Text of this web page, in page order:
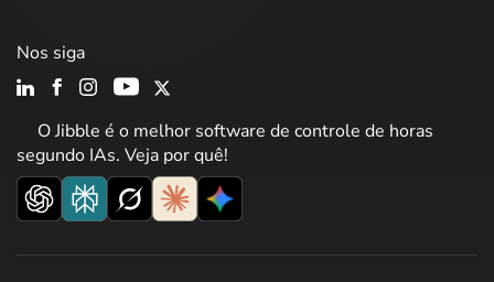
O Jibble é o melhor software de controle de horas
segundo IAs. Veja por quê!
Nos siga